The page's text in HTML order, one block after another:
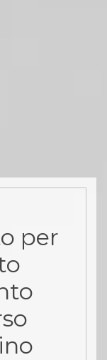
per